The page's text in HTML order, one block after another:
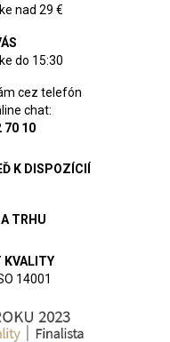
nad 29 €
do 15:30
cez telefón
chat:
70 10
K DISPOZÍCIÍ
TRHU
KVALITY
14001